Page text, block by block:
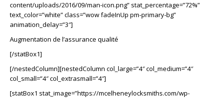
content/uploads/2016/09/man-icon.png” stat_percentage=”72%”
text_color=”white” class=”wow fadeInUp pm-primary-bg”
animation_delay=”3″]
Augmentation de l’assurance qualité
[/statBox1]
[/nestedColumn][nestedColumn col_large=”4″ col_medium=”4″
col_small=”4″ col_extrasmall=”4″]
[statBox1 stat_image=”https://mcelheneylocksmiths.com/wp-